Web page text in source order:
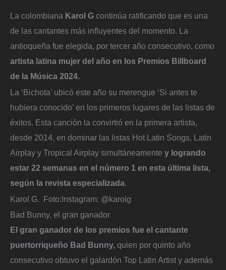
La colombiana Karol G continúa ratificando que es una
de las cantantes más influyentes del momento. La
antioqueña fue elegida, por tercer año consecutivo, como
artista latina mujer del año en los Premios Billboard
de la Música 2024.
La ‘Bichota’ ubicó este año su merengue ‘Si antes te
hubiera conocido’ en los primeros lugares de las listas de
éxitos. Esta canción la convirtió en la primera artista,
desde 2014, en dominar las listas Hot Latin Songs, Latin
Airplay y Tropical Airplay simultáneamente y logrando
estar 22 semanas en el número 1 en esta última lista,
según la revista especializada.
Karol G. Foto:Instagram: @karolg
Bad Bunny, el gran ganador
El gran ganador de los premios fue el cantante
puertorriqueño Bad Bunny, quien por quinto año
consecutivo obtuvo el galardón Top Latin Artist y además